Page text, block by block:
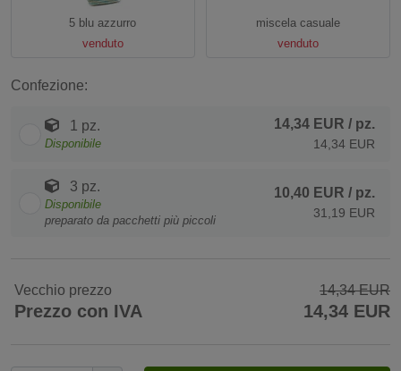
5 blu azzurro
venduto
miscela casuale
venduto
Confezione:
1 pz.
Disponibile
14,34 EUR / pz.
14,34 EUR
3 pz.
Disponibile
preparato da pacchetti più piccoli
10,40 EUR / pz.
31,19 EUR
Vecchio prezzo 14,34 EUR
Prezzo con IVA 14,34 EUR